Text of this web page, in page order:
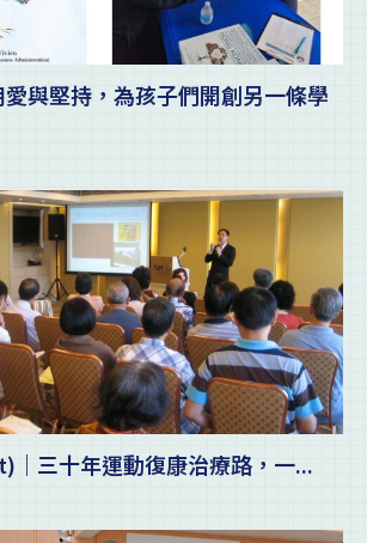
與堅持，為孩子們開創另一條學
｜三十年運動復康治療路，一...